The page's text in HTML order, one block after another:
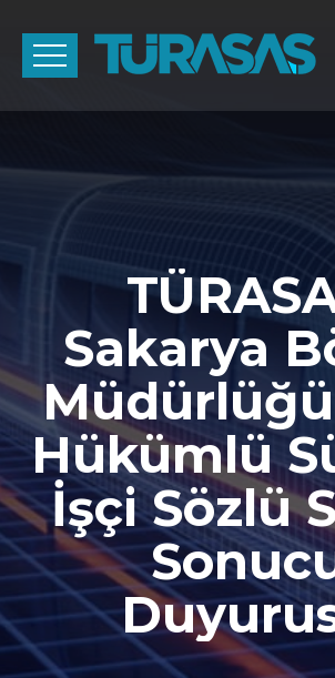
Sakarya
Hükümlü
İşçi Sözlü